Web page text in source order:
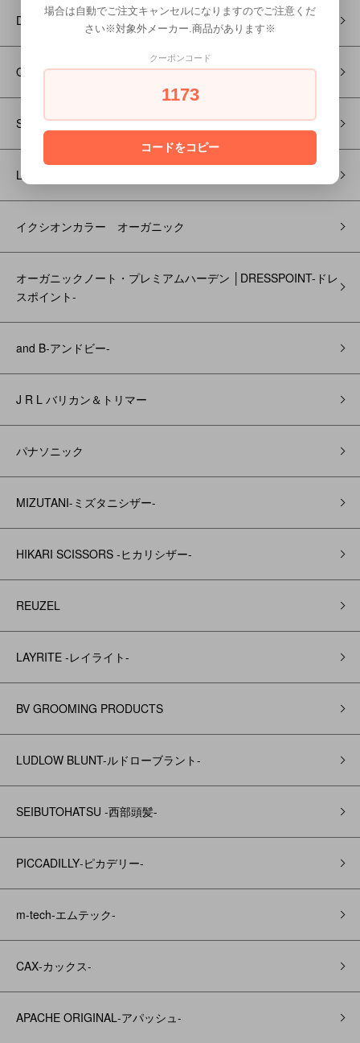
DULTON ダルトン
Orange Cosme-オレンジコスメ-
SUNCALL-サンコール-
LHOOQ-ルーク-
イクシオンカラー オーガニック
オーガニックノート・プレミアムハーデン │DRESSPOINT-ドレ
スポイント-
and B‐アンドビー‐
J R L バリカン＆トリマー
パナソニック
MIZUTANI-ミズタニシザー-
HIKARI SCISSORS -ヒカリシザー-
REUZEL
LAYRITE -レイライト-
BV GROOMING PRODUCTS
LUDLOW BLUNT-ルドローブラント-
SEIBUTOHATSU -西部頭髪‐
PICCADILLY‐ピカデリー‐
m-tech-エムテック-
CAX‐カックス‐
APACHE ORIGINAL‐アパッシュ‐
場合は自動でご注文キャンセルになりますのでご注意くだ
さい※対象外メーカー.商品があります※
クーポンコード
1173
コードをコピー